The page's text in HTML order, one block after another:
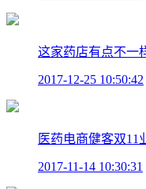
这家药店有点不一
2017-12-25 10:50:42
医药电商健客双11
2017-11-14 10:30:31